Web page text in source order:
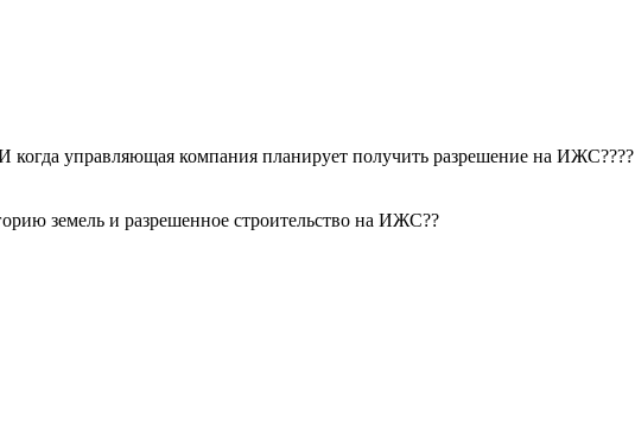
когда управляющая компания планирует получить разрешение на ИЖС????
земель и разрешенное строительство на ИЖС??